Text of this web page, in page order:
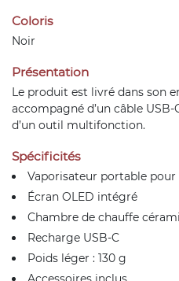
Coloris
Noir
Présentation
Le produit est livré dans son
accompagné d’un câble USB-
d’un outil multifonction.
Spécificités
Vaporisateur portable pour
Écran OLED intégré
Chambre de chauffe
Recharge USB-C
Poids léger : 130 g